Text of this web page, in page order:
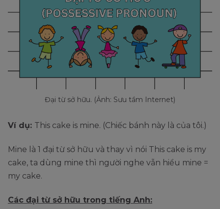
Đại từ sở hữu. (Ảnh: Sưu tầm Internet)
Ví dụ: This cake is mine. (Chiếc bánh này là của tôi.)
Mine là 1 đại từ sở hữu và thay vì nói This cake is my
cake, ta dùng mine thì người nghe vẫn hiểu mine =
my cake.
Các đại từ sở hữu trong tiếng Anh: